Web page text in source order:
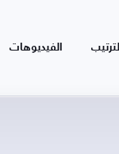
الترتيب الفيديوهات